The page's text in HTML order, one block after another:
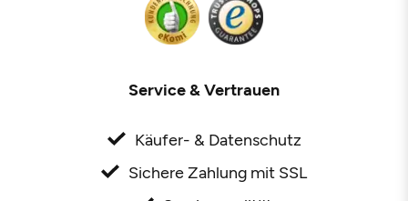
Service & Vertrauen
Käufer- & Datenschutz
Sichere Zahlung mit SSL